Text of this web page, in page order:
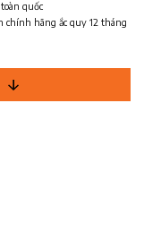
quốc
chính hãng ắc quy 12 tháng